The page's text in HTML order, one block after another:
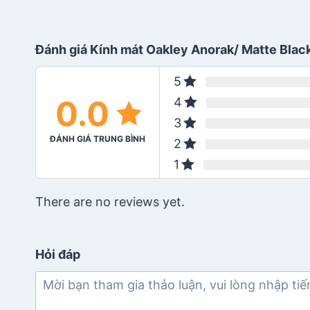
Đánh giá Kính mát Oakley Anorak/ Matte
0.0
ĐÁNH GIÁ TRUNG BÌNH
5
4
3
2
1
There are no reviews yet.
Hỏi đáp